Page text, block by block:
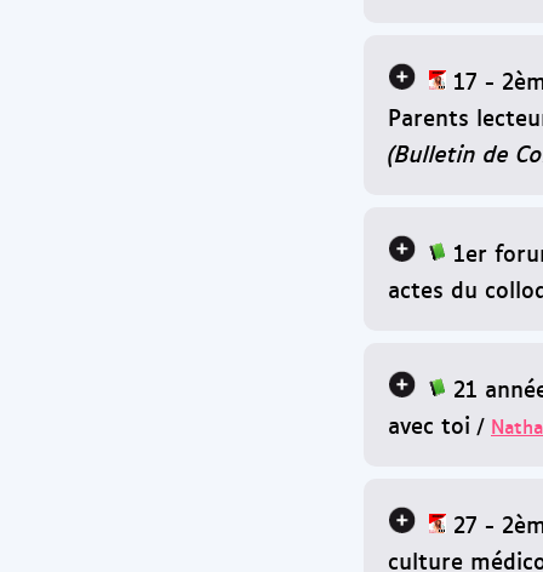
17 -
Parents
(Bulletin de
1er
actes du
21
avec toi /
27 -
culture